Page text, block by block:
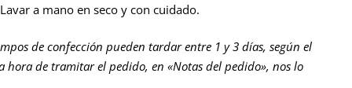
a mano en seco y con cuidado.
de confección pueden tardar entre 1 y 3 días, según el
hora de tramitar el pedido, en «Notas del pedido», nos lo